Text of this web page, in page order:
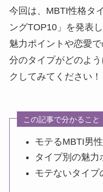
今回は、MBTI性格タ
ングTOP10」を発表
魅力ポイントや恋愛
分のタイプがどのよ
クしてみてください！
この記事で分かること
モテるMBTI男
タイプ別の魅力
モテないタイプ